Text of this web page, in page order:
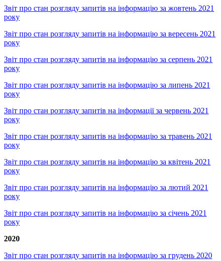
Звіт про стан розгляду запитів на інформацію за жовтень 2021
року
Звіт про стан розгляду запитів на інформацію за вересень 2021
року
Звіт про стан розгляду запитів на інформацію за серпень 2021
року
Звіт про стан розгляду запитів на інформацію за липень 2021
року
Звіт про стан розгляду запитів на інформації за червень 2021
року
Звіт про стан розгляду запитів на інформацію за травень 2021
року
Звіт про стан розгляду запитів на інформацію за квітень 2021
року
Звіт про стан розгляду запитів на інформацію за лютий 2021
року
Звіт про стан розгляду запитів на інформацію за січень 2021
року
2020
Звіт про стан розгляду запитів на інформацію за грудень 2020